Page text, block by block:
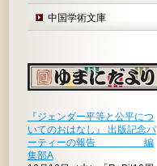
中国学術文庫
『ジェンダー平等と公平につ
いてのおはなし』 出版記念パ
ーティーの報告 編
集部A